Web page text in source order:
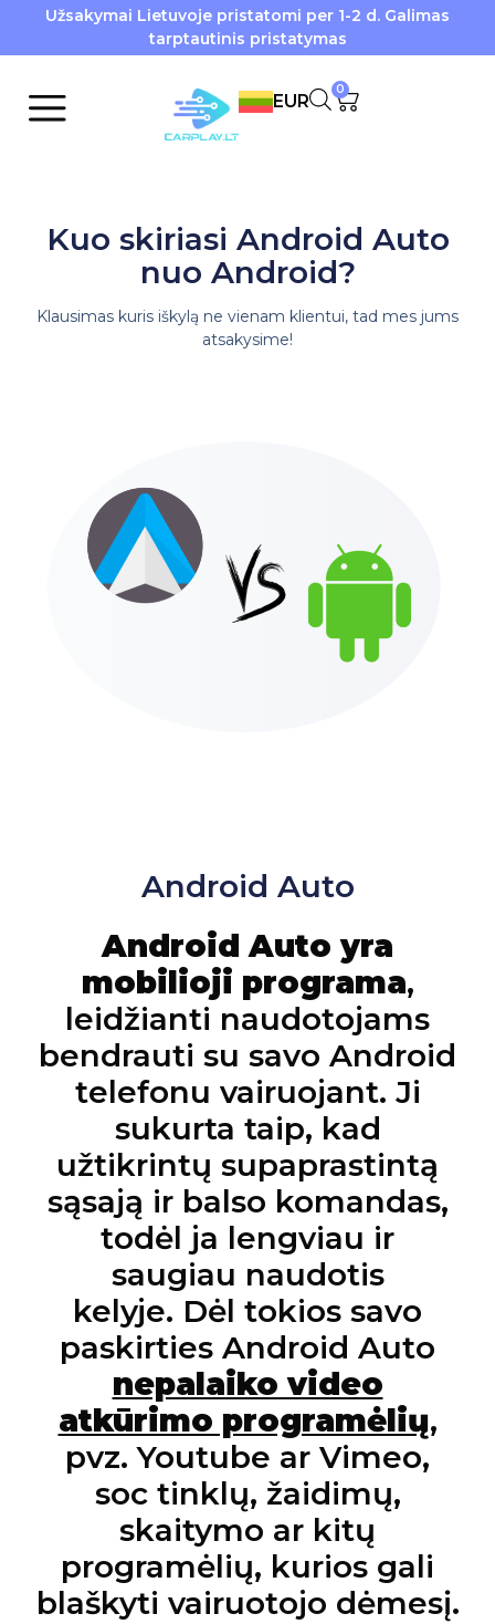
Užsakymai Lietuvoje pristatomi per 1-2 d. Galimas
tarptautinis pristatymas
EUR
0
Kuo skiriasi Android Auto
nuo Android?
Klausimas kuris iškylą ne vienam klientui, tad mes jums
atsakysime!
Android Auto
Android Auto yra
mobilioji programa,
leidžianti naudotojams
bendrauti su savo Android
telefonu vairuojant. Ji
sukurta taip, kad
užtikrintų supaprastintą
sąsają ir balso komandas,
todėl ja lengviau ir
saugiau naudotis
kelyje. Dėl tokios savo
paskirties Android Auto
nepalaiko video
atkūrimo programėlių,
pvz. Youtube ar Vimeo,
soc tinklų, žaidimų,
skaitymo ar kitų
programėlių, kurios gali
blaškyti vairuotojo dėmesį.